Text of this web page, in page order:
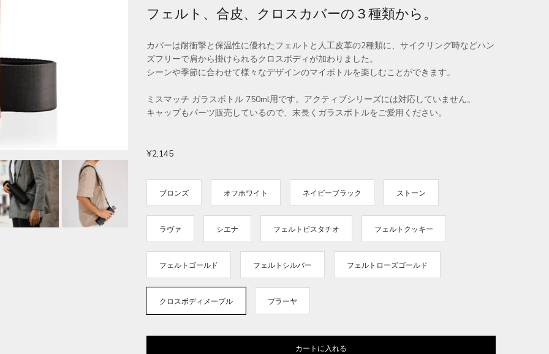
フェルト、合皮、クロスカバーの３種類から。
カバーは耐衝撃と保温性に優れたフェルトと人工皮革の2種類に、サイクリング時などハン
ズフリーで肩から掛けられるクロスボディが加わりました。
シーンや季節に合わせて様々なデザインのマイボトルを楽しむことができます。
ミスマッチ ガラスボトル 750ml用です。アクティブシリーズには対応していません。
キャップもパーツ販売しているので、末長くガラスボトルをご愛用ください。
¥2,145
ブロンズ オフホワイト ネイビーブラック ストーン
ラヴァ シエナ フェルトピスタチオ フェルトクッキー
フェルトゴールド フェルトシルバー フェルトローズゴールド
クロスボディメープル プラーヤ
カートに入れる